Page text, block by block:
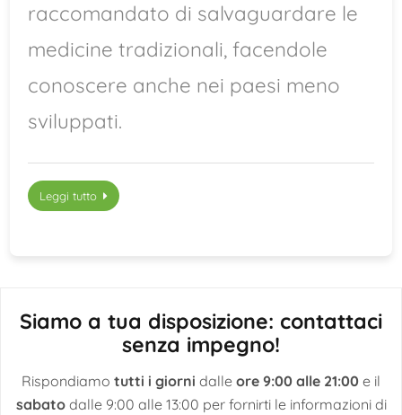
raccomandato di salvaguardare le
medicine tradizionali, facendole
conoscere anche nei paesi meno
sviluppati.
Leggi tutto
Siamo a tua disposizione: contattaci
senza impegno!
Rispondiamo tutti i giorni dalle ore 9:00 alle 21:00 e il
sabatodalle 9:00 alle 13:00 per fornirti le informazioni di